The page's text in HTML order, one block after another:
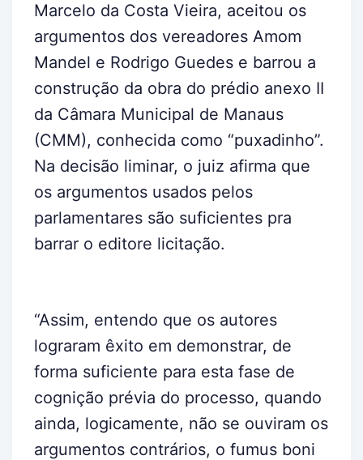
Marcelo da Costa Vieira, aceitou os
argumentos dos vereadores Amom
Mandel e Rodrigo Guedes e barrou a
construção da obra do prédio anexo II
da Câmara Municipal de Manaus
(CMM), conhecida como “puxadinho”.
Na decisão liminar, o juiz afirma que
os argumentos usados pelos
parlamentares são suficientes pra
barrar o editore licitação.
“Assim, entendo que os autores
lograram êxito em demonstrar, de
forma suficiente para esta fase de
cognição prévia do processo, quando
ainda, logicamente, não se ouviram os
argumentos contrários, o fumus boni